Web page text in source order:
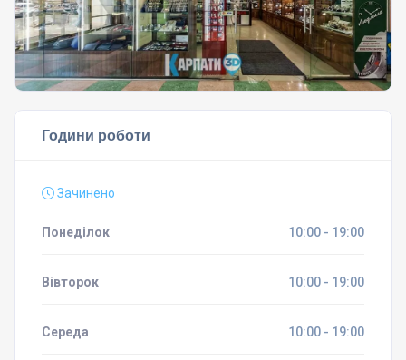
Години роботи
Зачинено
Понеділок 10:00 - 19:00
Вівторок 10:00 - 19:00
Середа 10:00 - 19:00